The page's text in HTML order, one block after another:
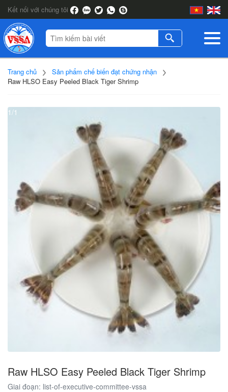
Kết nối với chúng tôi
Trang chủ
Sản phẩm chế biến đạt chứng nhận
Raw HLSO Easy Peeled Black Tiger Shrimp
1/1
Raw HLSO Easy Peeled Black Tiger Shrimp
Giai đoạn: list-of-executive-committee-vssa